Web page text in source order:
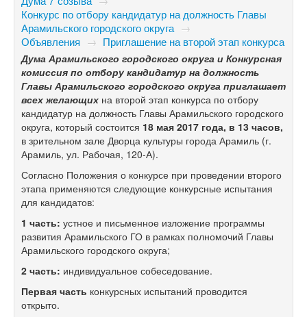
Конкурс по отбору кандидатур на должность Главы
Арамильского городского округа →
Объявления → Приглашение на второй этап конкурса
Дума Арамильского городского округа и Конкурсная
комиссия по отбору кандидатур на должность
Главы Арамильского городского округа приглашает
всех желающих на второй этап конкурса по отбору
кандидатур на должность Главы Арамильского городского
округа, который состоится 18 мая 2017 года, в 13 часов,
в зрительном зале Дворца культуры города Арамиль (г.
Арамиль, ул. Рабочая, 120-А).
Согласно Положения о конкурсе при проведении второго
этапа применяются следующие конкурсные испытания
для кандидатов:
1 часть: устное и письменное изложение программы
развития Арамильского ГО в рамках полномочий Главы
Арамильского городского округа;
2 часть: индивидуальное собеседование.
Первая часть конкурсных испытаний проводится
открыто.